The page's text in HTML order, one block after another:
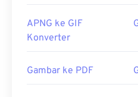
APNG ke GIF
Konverter
Gambar ke PDF